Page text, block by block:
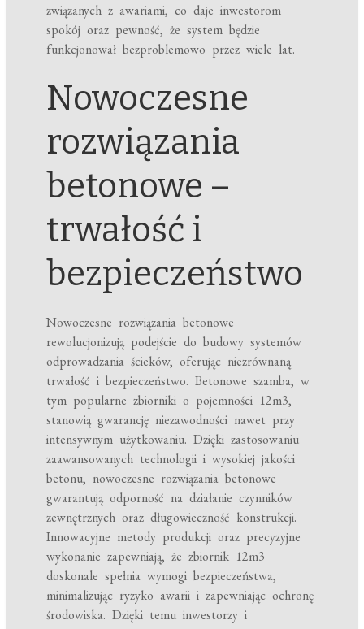
związanych z awariami, co daje inwestorom
spokój oraz pewność, że system będzie
funkcjonował bezproblemowo przez wiele lat.
Nowoczesne
rozwiązania
betonowe –
trwałość i
bezpieczeństwo
Nowoczesne rozwiązania betonowe
rewolucjonizują podejście do budowy systemów
odprowadzania ścieków, oferując niezrównaną
trwałość i bezpieczeństwo. Betonowe szamba, w
tym popularne zbiorniki o pojemności 12m3,
stanowią gwarancję niezawodności nawet przy
intensywnym użytkowaniu. Dzięki zastosowaniu
zaawansowanych technologii i wysokiej jakości
betonu, nowoczesne rozwiązania betonowe
gwarantują odporność na działanie czynników
zewnętrznych oraz długowieczność konstrukcji.
Innowacyjne metody produkcji oraz precyzyjne
wykonanie zapewniają, że zbiornik 12m3
doskonale spełnia wymogi bezpieczeństwa,
minimalizując ryzyko awarii i zapewniając ochronę
środowiska. Dzięki temu inwestorzy i